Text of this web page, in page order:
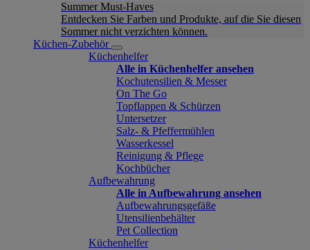
Summer Must-Haves
Entdecken Sie Farben und Produkte, auf die Sie diesen
Sommer nicht verzichten können.
Küchen-Zubehör
Küchenhelfer
Alle in Küchenhelfer ansehen
Kochutensilien & Messer
On The Go
Topflappen & Schürzen
Untersetzer
Salz- & Pfeffermühlen
Wasserkessel
Reinigung & Pflege
Kochbücher
Aufbewahrung
Alle in Aufbewahrung ansehen
Aufbewahrungsgefäße
Utensilienbehälter
Pet Collection
Küchenhelfer